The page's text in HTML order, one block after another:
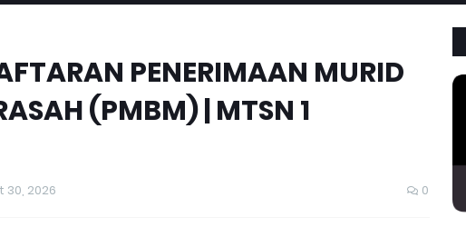
PENERIMAAN MURID
(PMBM) | MTSN 1
30, 2026 0